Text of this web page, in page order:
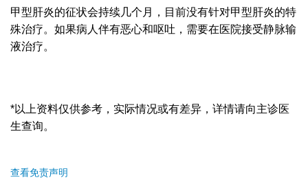
甲型肝炎的征状会持续几个月，目前没有针对甲型肝炎的特
殊治疗。如果病人伴有恶心和呕吐，需要在医院接受静脉输
液治疗。
*以上资料仅供参考，实际情况或有差异，详情请向主诊医
生查询。
查看免责声明